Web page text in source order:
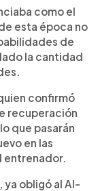
como el
esta época no
de
la cantidad
confirmó
recuperación
que pasarán
en las
entrenador.
ya obligó al Al-